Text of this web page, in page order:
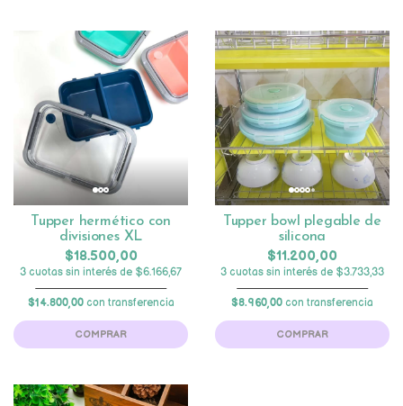
Tupper hermético con
divisiones XL
$18.500,00
3 cuotas sin interés de $6.166,67
$14.800,00con transferencia
COMPRAR
Tupper bowl plegable de
silicona
$11.200,00
3 cuotas sin interés de $3.733,33
$8.960,00 con transferencia
COMPRAR